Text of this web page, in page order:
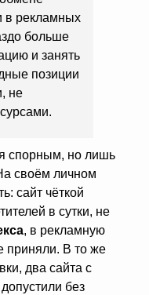
в рекламных
больше
и занять
позиции
не
спорным, но лишь
своём личном
сайт чёткой
в сутки, не
, в рекламную
приняли. В то же
два сайта с
без